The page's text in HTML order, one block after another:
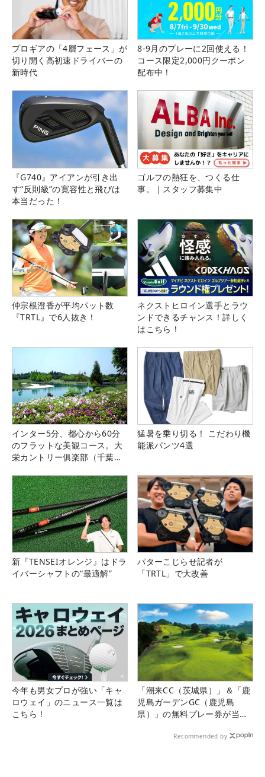
プロギアの「4層フェース」が
切り開く高初速ドライバーの
新時代
8-9月のプレーに2回使える！
コース限定2,000円クーポン
配布中！
『G740』アイアンが引き出
す“反則級”の寛容性と飛びは
本当だった！
ゴルフの熱狂を、つくる仕
事。｜スタッフ募集中
仲宗根澄香が平均パット数
『TRTL』で6人抜き！
ネクストヒロイン選手とラウ
ンドできるチャンス！詳しく
はこちら！
インター5分、都心から60分
のフラットな美観コース。大
栄カントリー俱楽部（千葉
猛暑を乗り切る！ こだわり機
能派パンツ4選
新『TENSEIオレンジ』はドラ
イバーシャフトの“最適解”
パターこじらせ記者が
「TRTL」で大改善
今年も男女プロが強い「キャ
ロウェイ」のニュース一覧は
こちら！
「潮来CC（茨城県）」＆「鹿
児島ガーデンGC（鹿児島
県）」の無料プレー券が当た
Recommended by